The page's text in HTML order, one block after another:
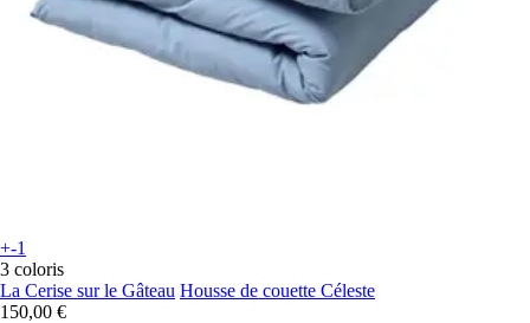
+-1
3 coloris
La Cerise sur le Gâteau Housse de couette Céleste
150,00 €